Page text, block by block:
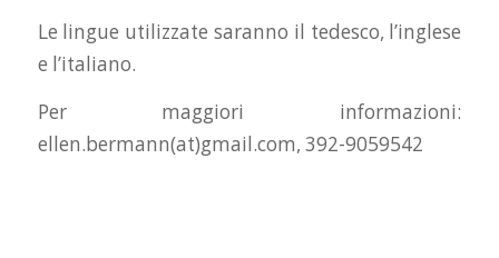
Le lingue utilizzate saranno il tedesco, l’inglese
e l’italiano.
Per maggiori informazioni:
ellen.bermann(at)gmail.com, 392-9059542